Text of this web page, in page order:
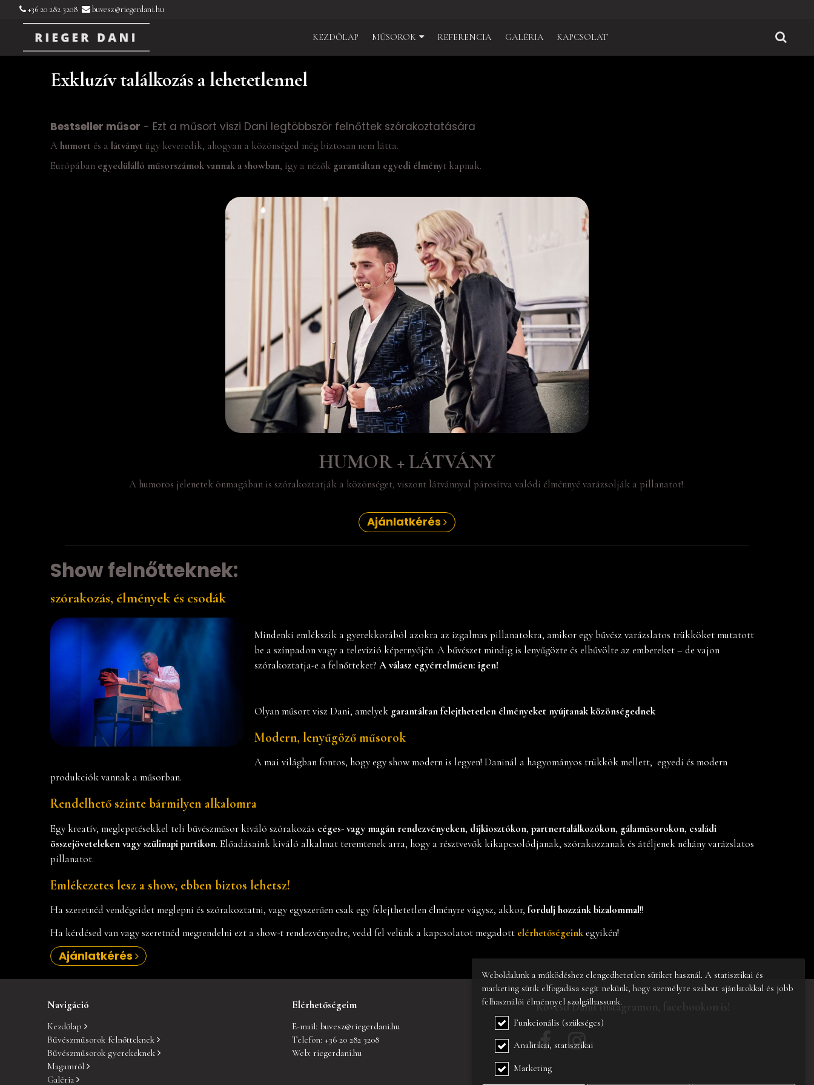
+36 20 282 3208 buvesz@riegerdani.hu
KEZDŐLAP MŰSOROK REFERENCIA GALÉRIA KAPCSOLAT
Exkluzív találkozás a lehetetlennel
Bestseller műsor - Ezt a műsort viszi Dani legtöbbször felnőttek szórakoztatására
Ahumort és a látványt úgy keveredik, ahogyan a közönséged még biztosan nem látta.
Európában egyedülálló műsorszámok vannak a showban, így a nézők garantáltan egyedi élményt kapnak.
HUMOR + LÁTVÁNY
A humoros jelenetek önmagában is szórakoztatják a közönséget, viszont látvánnyal párosítva valódi élménnyé varázsolják a pillanatot!.
Ajánlatkérés
Show felnőtteknek:
szórakozás, élmények és csodák
Mindenki emlékszik a gyerekkorából azokra az izgalmas pillanatokra, amikor egy bűvész varázslatos trükköket mutatott
be a színpadon vagy a televízió képernyőjén. A bűvészet mindig is lenyűgözte és elbűvölte az embereket – de vajon
szórakoztatja-e a felnőtteket? A válasz egyértelműen: igen!
Olyan műsort visz Dani, amelyek garantáltan felejthetetlen élményeket nyújtanak közönségednek
Modern, lenyűgöző műsorok
A mai világban fontos, hogy egy show modern is legyen! Daninál a hagyományos trükkök mellett, egyedi és modern
produkciók vannak a műsorban.
Rendelhető szinte bármilyen alkalomra
Egy kreatív, meglepetésekkel teli bűvészműsor kiváló szórakozás céges- vagy magán rendezvényeken, díjkiosztókon, partnertalálkozókon, gálaműsorokon, családi
összejöveteleken vagy szülinapi partikon. Előadásaink kiváló alkalmat teremtenek arra, hogy a résztvevők kikapcsolódjanak, szórakozzanak és átéljenek néhány varázslatos
pillanatot.
Emlékezetes lesz a show, ebben biztos lehetsz!
Ha szeretnéd vendégeidet meglepni és szórakoztatni, vagy egyszerűen csak egy felejthetetlen élményre vágysz, akkor, fordulj hozzánk bizalommal!!
Ha kérdésed van vagy szeretnéd megrendelni ezt a show-t rendezvényedre, vedd fel velünk a kapcsolatot megadott elérhetőségeinkegyikén!
Ajánlatkérés
Navigáció
Kezdőlap
Bűvészműsorok felnőtteknek
Bűvészműsorok gyerekeknek
Magamról
Galéria
Elérhetőségeim
E-mail: buvesz@riegerdani.hu
Telefon: +36 20 282 3208
Web: riegerdani.hu
Kövesd Danit instagramon, facebookon is!
 
4708
Weboldalunk a működéshez elengedhetetlen sütiket használ. A statisztikai és
marketing sütik elfogadása segít nekünk, hogy személyre szabott ajánlatokkal és jobb
felhasználói élménnyel szolgálhassunk.
Funkcionális (szükséges)
Analitikai, statisztikai
Marketing